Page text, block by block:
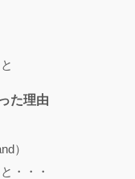
た理由
）
・・・